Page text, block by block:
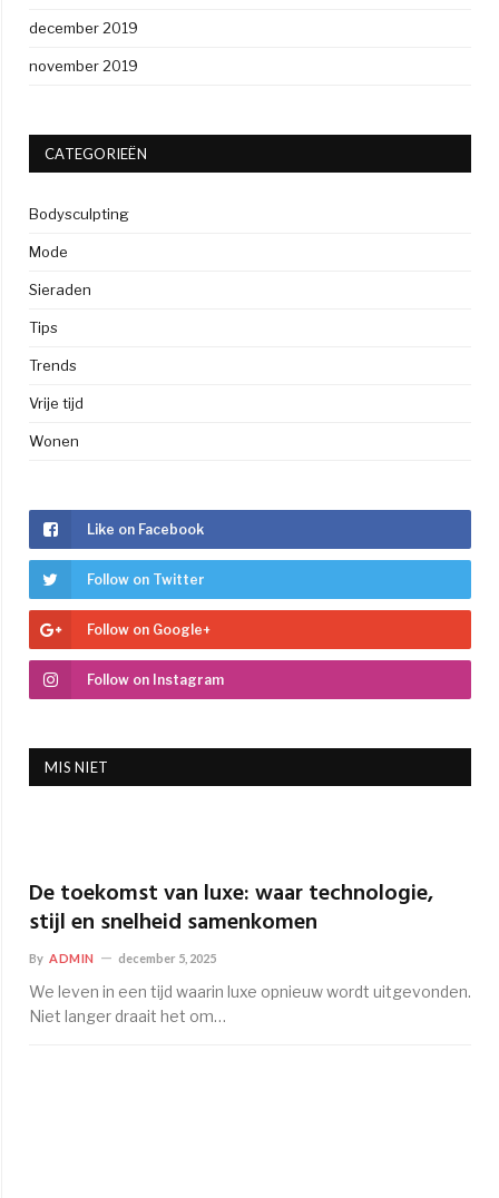
december 2019
november 2019
CATEGORIEËN
Bodysculpting
Mode
Sieraden
Tips
Trends
Vrije tijd
Wonen
Like on Facebook
Follow on Twitter
Follow on Google+
Follow on Instagram
MIS NIET
De toekomst van luxe: waar technologie,
stijl en snelheid samenkomen
By ADMIN december 5, 2025
We leven in een tijd waarin luxe opnieuw wordt uitgevonden.
Niet langer draait het om…